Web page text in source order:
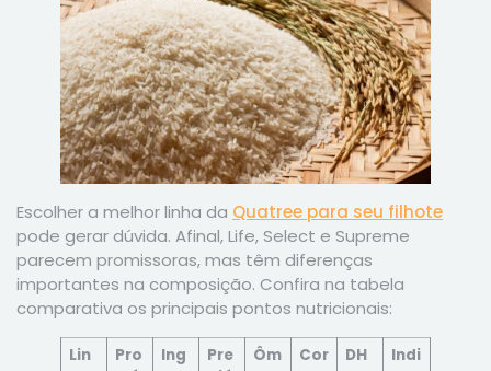
Escolher a melhor linha da Quatree para seu filhote
pode gerar dúvida. Afinal, Life, Select e Supreme
parecem promissoras, mas têm diferenças
importantes na composição. Confira na tabela
comparativa os principais pontos nutricionais:
Lin
Pro
Ing
Pre
Ôm
Cor
DH
Indi